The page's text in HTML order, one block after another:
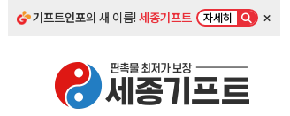
기프트인포의 새 이름!세종기프트 자세히 ×